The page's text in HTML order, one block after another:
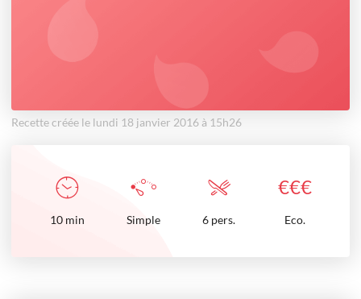
Recette créée le lundi 18 janvier 2016 à 15h26
€€€
10 min Simple 6 pers. Eco.